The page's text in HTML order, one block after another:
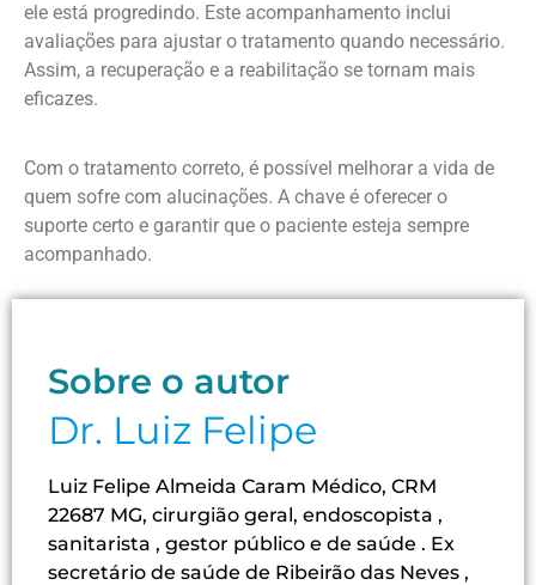
ele está progredindo. Este acompanhamento inclui
avaliações para ajustar o tratamento quando necessário.
Assim, a recuperação e a reabilitação se tornam mais
eficazes.
Com o tratamento correto, é possível melhorar a vida de
quem sofre com alucinações. A chave é oferecer o
suporte certo e garantir que o paciente esteja sempre
acompanhado.
Sobre o autor
Dr. Luiz Felipe
Luiz Felipe Almeida Caram Médico, CRM
22687 MG, cirurgião geral, endoscopista ,
sanitarista , gestor público e de saúde . Ex
secretário de saúde de Ribeirão das Neves ,